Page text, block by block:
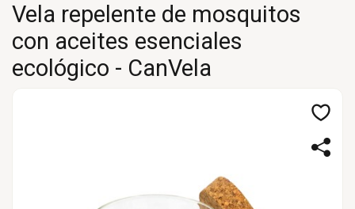
Vela repelente de mosquitos
con aceites esenciales
ecológico - CanVela